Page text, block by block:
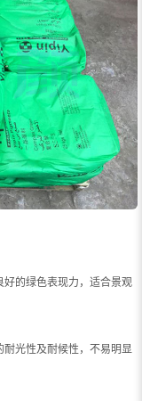
的绿色表现力，适合景观
光性及耐候性，不易明显